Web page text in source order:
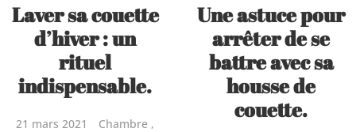
Laver sa couette
d’hiver : un
rituel
indispensable.
21 mars 2021
Chambre
Une astuce pour
arrêter de se
battre avec sa
housse de
couette.